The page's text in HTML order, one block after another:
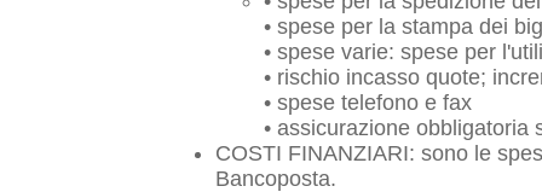
• spese per la stampa dei
• spese varie: spese per
• rischio incasso quote;
• spese telefono e fax
• assicurazione obbligatoria
COSTI FINANZIARI: sono le
Bancoposta.